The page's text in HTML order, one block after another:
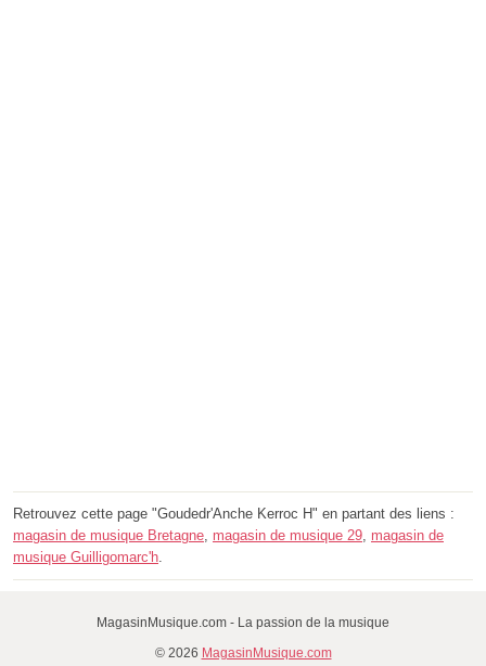
Retrouvez cette page "Goudedr'Anche Kerroc H" en partant des liens :
magasin de musique Bretagne, magasin de musique 29, magasin de
musique Guilligomarc'h.
MagasinMusique.com - La passion de la musique
© 2026 MagasinMusique.com